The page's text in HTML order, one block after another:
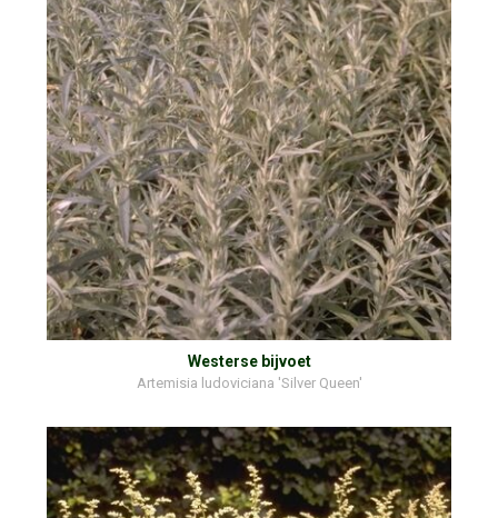
Westerse bijvoet
Artemisia ludoviciana 'Silver Queen'